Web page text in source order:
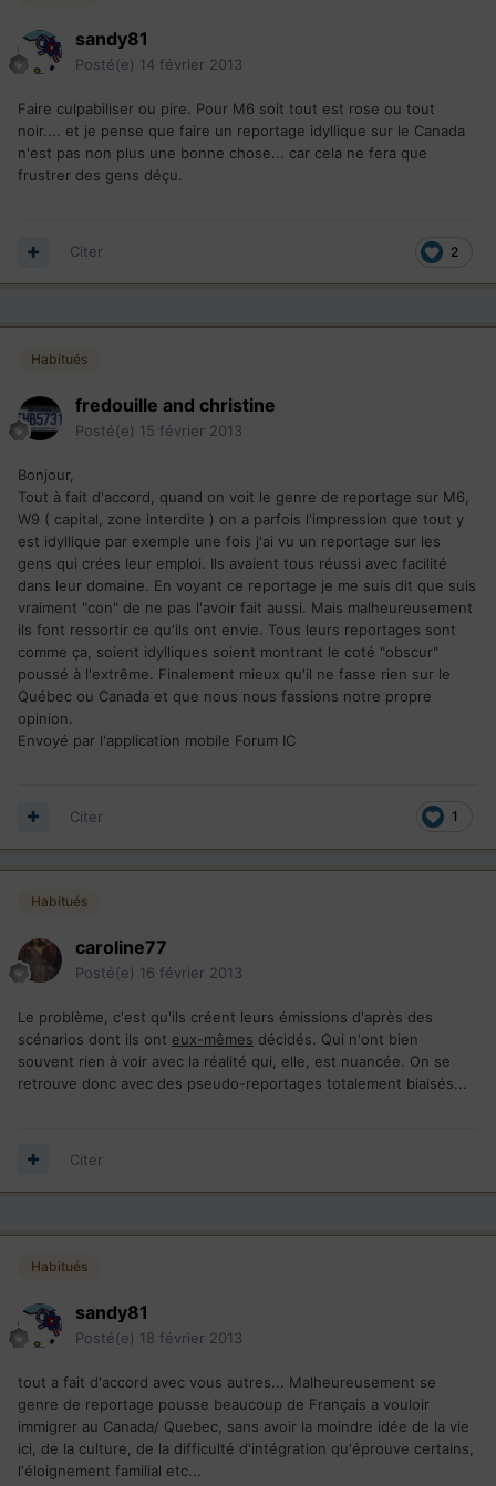
sandy81
Posté(e) 14 février 2013
Faire culpabiliser ou pire. Pour M6 soit tout est rose ou tout
noir.... et je pense que faire un reportage idyllique sur le Canada
n'est pas non plus une bonne chose... car cela ne fera que
frustrer des gens déçu.
2
Citer
Habitués
fredouille and christine
Posté(e) 15 février 2013
Bonjour,
Tout à fait d'accord, quand on voit le genre de reportage sur M6,
W9 ( capital, zone interdite ) on a parfois l'impression que tout y
est idyllique par exemple une fois j'ai vu un reportage sur les
gens qui crées leur emploi. Ils avaient tous réussi avec facilité
dans leur domaine. En voyant ce reportage je me suis dit que suis
vraiment "con" de ne pas l'avoir fait aussi. Mais malheureusement
ils font ressortir ce qu'ils ont envie. Tous leurs reportages sont
comme ça, soient idylliques soient montrant le coté "obscur"
poussé à l'extrême. Finalement mieux qu'il ne fasse rien sur le
Québec ou Canada et que nous nous fassions notre propre
opinion.
Envoyé par l'application mobile Forum IC
1
Citer
Habitués
caroline77
Posté(e) 16 février 2013
Le problème, c'est qu'ils créent leurs émissions d'après des
scénarios dont ils ont eux-mêmes décidés. Qui n'ont bien
souvent rien à voir avec la réalité qui, elle, est nuancée. On se
retrouve donc avec des pseudo-reportages totalement biaisés...
Citer
Habitués
sandy81
Posté(e) 18 février 2013
tout a fait d'accord avec vous autres... Malheureusement se
genre de reportage pousse beaucoup de Français a vouloir
immigrer au Canada/ Quebec, sans avoir la moindre idée de la vie
ici, de la culture, de la difficulté d'intégration qu'éprouve certains,
l'éloignement familial etc...